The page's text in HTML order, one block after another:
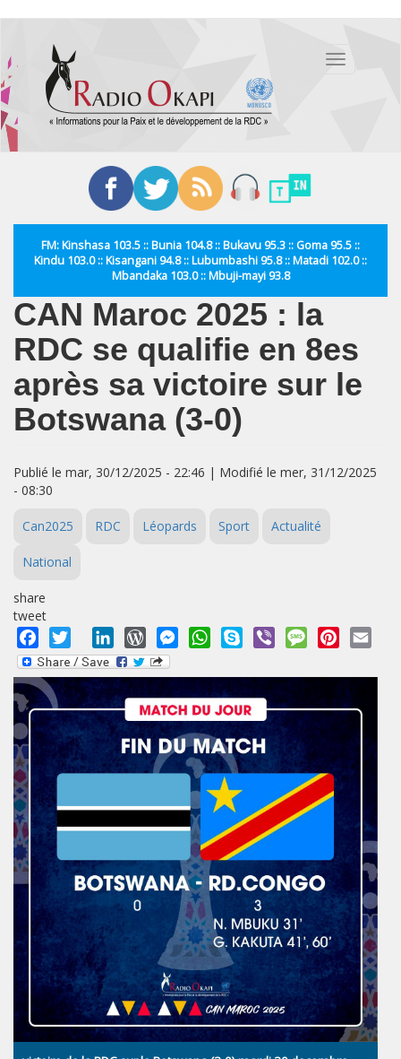
contenu
principal
Toggle
FM: Kinshasa 103.5 :: Bunia 104.8 :: Bukavu 95.3 :: Goma 95.5 ::
Kindu 103.0 :: Kisangani 94.8 :: Lubumbashi 95.8 :: Matadi 102.0 ::
Mbandaka 103.0 :: Mbuji-mayi 93.8
CAN Maroc 2025 : la
RDC se qualifie en 8es
après sa victoire sur le
Botswana (3-0)
Publié le mar, 30/12/2025 - 22:46 | Modifié le mer, 31/12/2025
- 08:30
Can2025 RDC Léopards Sport Actualité
National
share
tweet
Facebook
Twitter LinkedInWordPressMessengerWhatsApp
Skype Viber MessagePinterest